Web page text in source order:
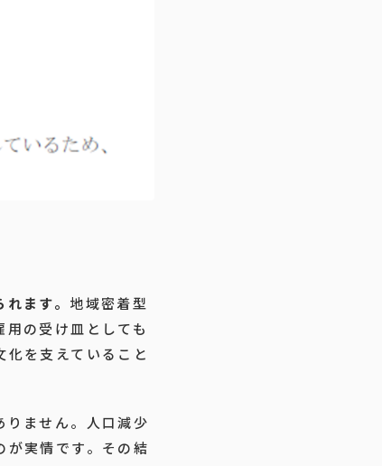
ます。 地域密着型
の受け皿としても
を支えていること
りません。人口減少
が実情です。その結